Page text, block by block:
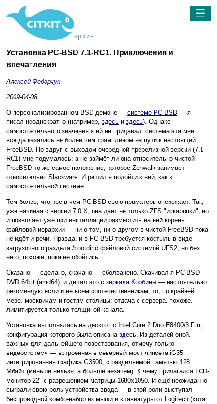
архив
☰
Установка PC-BSD 7.1-RC1. Приключения и
впечатления
Алексей Федорчук
2009-04-08
О персонализированном BSD-демоне — системе PC-BSD — я
писал неоднократно (например, здесь и здесь). Однако
самостоятельного значения я ей не придавал: система эта мне
всегда казалась не более чем трамплином на пути к настоящей
FreeBSD. Но вдруг, с выходом очередной пререлизной версии (7.1-
RC1) мне подумалось: а не займёт ли она относительно чистой
FreeBSD то же самое положение, которое Zenwalk занимает
относительно Slackware. И решил я подойти к ней, как к
самостоятельной системе.
Тем более, что кое в чём PC-BSD свою праматерь опережает. Так,
уже начиная с версии 7.0.X, она даёт не только ZFS "искаропки", но
и позволяет уже при инсталляции разместить на ней корень
файловой иерархии — ни о том, ни о другом в чистой FreeBSD пока
не идёт и речи. Правда, и в PC-BSD требуется костыль в виде
загрузочного раздела /bootdir с файловой системой UFS2, но без
него, похоже, пока не обойтись.
Сказано — сделано, скачано — сболванено. Скачивал я PC-BSD
DVD 64bit (amd64), и делал это с зеркала Корбины — настоятельно
рекомендую если и не всем соотечественникам, то, по крайней
мере, москвичам и гостям столицы: отдача с сервера, похоже,
лимитируется только толщиной канала.
Установка выполнялась на десктоп с Intel Core 2 Duo E8400/3 Ггц,
конфигурация которого была описана здесь. Из деталей оной,
важных для дальнейшего повествования, отмечу только
видеосистему — встроенная в северный мост чипсета iG35
интегрированная графика G3500, с разделяемой памятью 128
Мбайт (меньше нельзя, а больше незачем). К чему прилагался LCD-
монитор 22" с разрешением матрицы 1680x1050. И ещё неожиданно
сыграли свою роль устройства ввода — в этой роли выступал
беспроводной комбо-набор из мыши и клавиатуры от Logitech (хотя